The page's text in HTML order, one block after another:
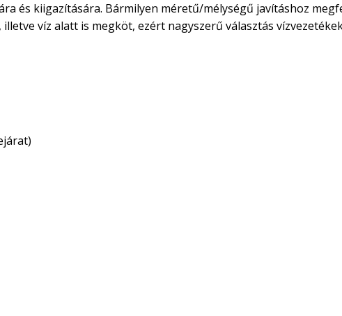
és kiigazítására. Bármilyen méretű/mélységű javításhoz
víz alatt is megköt, ezért nagyszerű választás